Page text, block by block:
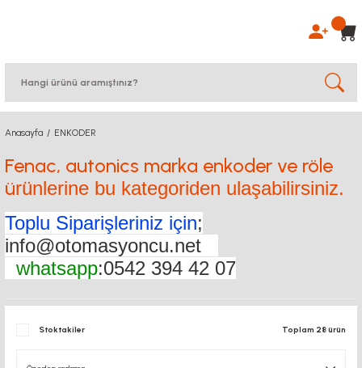
Anasayfa ENKODER
Fenac, autonics marka enkoder ve röle
ürünlerine bu kategoriden ulaşabilirsiniz.
Toplu Siparişleriniz için;
info@otomasyoncu.net
whatsapp:0542 394 42 07
Stoktakiler Toplam 28 ürün